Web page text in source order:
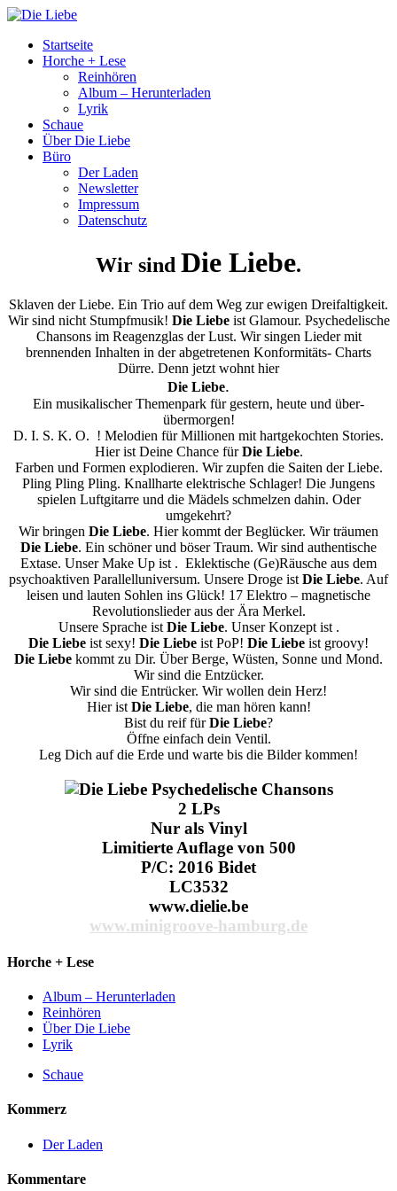
Startseite
Horche + Lese
Reinhören
Album – Herunterladen
Lyrik
Schaue
Über Die Liebe
Büro
Der Laden
Newsletter
Impressum
Datenschutz
Wir sind Die Liebe.
Sklaven der Liebe. Ein Trio auf dem Weg zur ewigen Dreifaltigkeit.
Wir sind nicht Stumpfmusik! Die Liebeist Glamour. Psychedelische
Chansons im Reagenzglas der Lust. Wir singen Lieder mit
brennenden Inhalten in der abgetretenen Konformitäts- Charts
Dürre. Denn jetzt wohnt hier
Die Liebe.
Ein musikalischer Themenpark für gestern, heute und über-
übermorgen!
D. I. S. K. O. ! Melodien für Millionen mit hartgekochten Stories.
Hier ist Deine Chance fürDie Liebe.
Farben und Formen explodieren. Wir zupfen die Saiten der Liebe.
Pling Pling Pling. Knallharte elektrische Schlager! Die Jungens
spielen Luftgitarre und die Mädels schmelzen dahin. Oder
umgekehrt?
Wir bringen Die Liebe. Hier kommt der Beglücker. Wir träumen
Die Liebe. Ein schöner und böser Traum. Wir sind authentische
Extase. Unser Make Up ist . Eklektische (Ge)Räusche aus dem
psychoaktiven Parallelluniversum. Unsere Droge ist Die Liebe. Auf
leisen und lauten Sohlen ins Glück! 17 Elektro – magnetische
Revolutionslieder aus der Ära Merkel.
Unsere Sprache ist Die Liebe. Unser Konzept ist .
Die Liebe ist sexy! Die Liebe ist PoP! Die Liebe ist groovy!
Die Liebe kommt zu Dir. Über Berge, Wüsten, Sonne und Mond.
Wir sind die Entzücker.
Wir sind die Entrücker. Wir wollen dein Herz!
Hier ist Die Liebe, die man hören kann!
Bist du reif fürDie Liebe?
Öffne einfach dein Ventil.
Leg Dich auf die Erde und warte bis die Bilder kommen!
2 LPs
Nur als Vinyl
Limitierte Auflage von 500
P/C: 2016 Bidet
LC3532
www.dielie.be
www.minigroove-hamburg.de
Horche + Lese
Album – Herunterladen
Reinhören
Über Die Liebe
Lyrik
Schaue
Kommerz
Der Laden
Kommentare